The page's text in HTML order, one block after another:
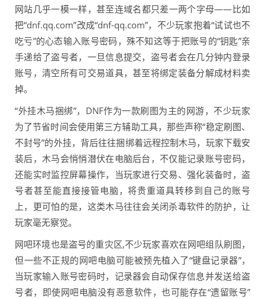
网站几乎一模一样，甚至连域名都只差一两个字母——比如
把“dnf.qq.com”改成“dnf-qq.com”，不少玩家抱着“试试也不
吃亏”的心态输入账号密码，殊不知这等于把账号的“钥匙”亲
手递给了盗号者，一旦信息提交，盗号者会在几分钟内登录
账号，清空所有可交易道具，甚至将绑定装备分解成材料卖
掉。
“外挂木马捆绑”，DNF作为一款刷图为主的网游，不少玩家
为了节省时间会使用第三方辅助工具，那些声称“稳定刷图、
不封号”的外挂，背后往往捆绑着远程控制木马，玩家下载安
装后，木马会悄悄潜伏在电脑后台，不仅能记录账号密码，
还能实时监控屏幕操作，当玩家进行交易、强化装备时，盗
号者甚至能直接接管电脑，将贵重道具转移到自己的账号
上，更可怕的是，这类木马往往会关闭杀毒软件的防护，让
玩家毫无察觉。
网吧环境也是盗号的重灾区,不少玩家喜欢在网吧组队刷图，
但一些不正规的网吧电脑可能被预先植入了“键盘记录器”，
当玩家输入账号密码时，记录器会自动保存信息并发送给盗
号者，即使网吧电脑没有恶意软件，也可能存在“遗留账号”